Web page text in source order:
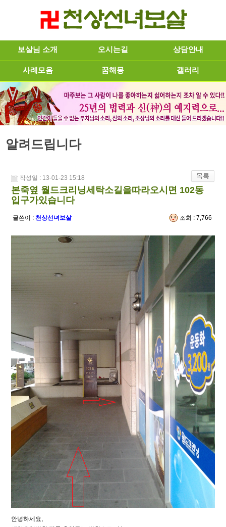
보살님 소개 오시는길 상담안내
사례모음 꿈해몽 갤러리
알려드립니다
작성일 : 13-01-23 15:18
본죽옆 월드크리닝세탁소길을따라오시면 102동
입구가있습니다
글쓴이 : 천상선녀보살 조회 : 7,766
안녕하세요,